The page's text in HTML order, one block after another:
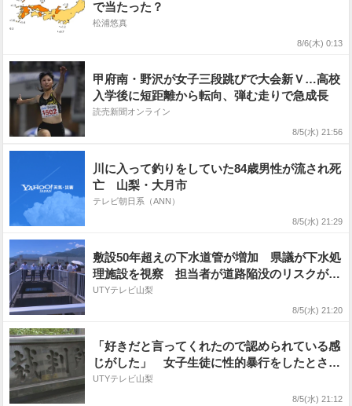
で当たった？
松浦悠真
8/6(木) 0:13
甲府南・野沢が女子三段跳びで大会新Ｖ…高校
入学後に短距離から転向、弾む走りで急成長
読売新聞オンライン
8/5(水) 21:56
川に入って釣りをしていた84歳男性が流され死
亡 山梨・大月市
テレビ朝日系（ANN）
8/5(水) 21:29
敷設50年超えの下水道管が増加 県議が下水処
理施設を視察 担当者が道路陥没のリスクが高
まると説明 山梨
UTYテレビ山梨
8/5(水) 21:20
「好きだと言ってくれたので認められている感
じがした」 女子生徒に性的暴行をしたとされ
る中学校教諭の初公判 被告人質問で語っ
UTYテレビ山梨
8/5(水) 21:12